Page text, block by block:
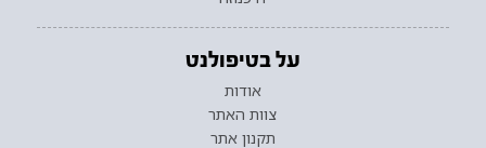
על בטיפולנט
אודות
צוות האתר
תקנון אתר